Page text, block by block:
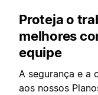
Proteja o
melhores
equipe
A segurança e a
aos nossos